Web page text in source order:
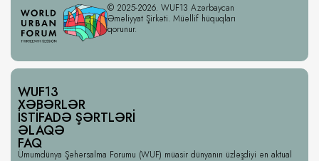
© 2025-2026. WUF13 Azərbaycan
Əməliyyat Şirkəti. Müəllif hüquqları
qorunur.
WUF13
XƏBƏRLƏR
İSTIFADƏ ŞƏRTLƏRI
ƏLAQƏ
FAQ
Ümumdünya Şəhərsalma Forumu (WUF) müasir dünyanın üzləşdiyi ən aktual